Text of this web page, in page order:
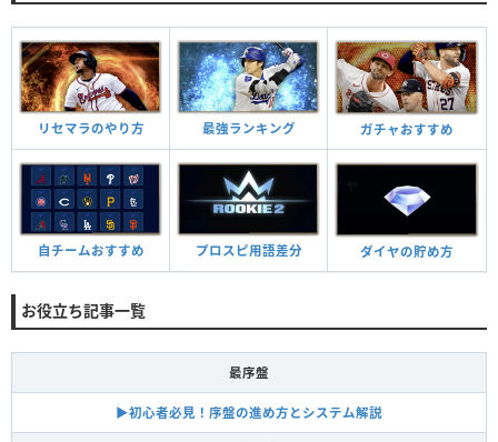
リセマラのやり方 最強ランキング ガチャおすすめ
自チームおすすめ プロスピ用語差分 ダイヤの貯め方
お役立ち記事一覧
最序盤
▶︎初心者必見！序盤の進め方とシステム解説